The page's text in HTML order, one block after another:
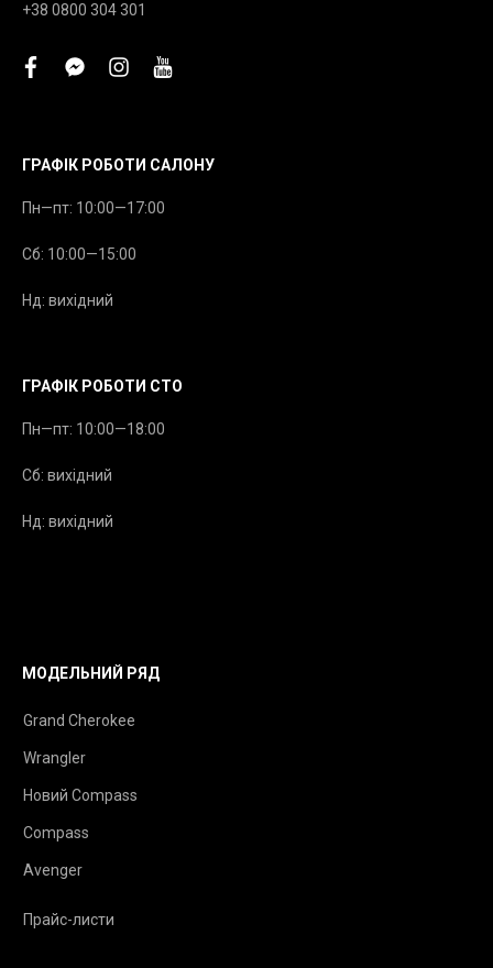
+38 0800 304 301
facebookfacebook-
instagram
youtube
ГРАФІК РОБОТИ САЛОНУ
Пн—пт: 10:00—17:00
Сб: 10:00—15:00
Нд: вихідний
ГРАФІК РОБОТИ СТО
Пн—пт: 10:00—18:00
Сб: вихідний
Нд: вихідний
МОДЕЛЬНИЙ РЯД
Grand Cherokee
Wrangler
Новий Compass
Compass
Avenger
Прайс-листи